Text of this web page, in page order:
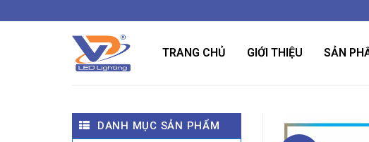
qua
TRANG CHỦ GIỚI THIỆU SẢN
DANH MỤC SẢN PHẨM